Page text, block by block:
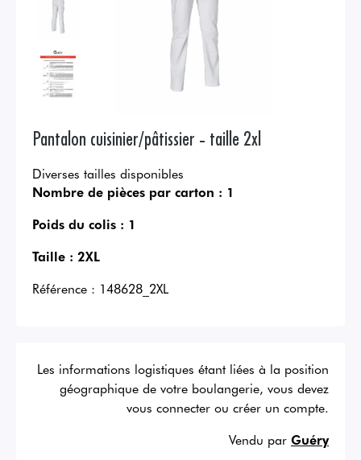
Pantalon cuisinier/pâtissier - taille 2xl
Diverses tailles disponibles
Nombre de pièces par carton : 1
Poids du colis : 1
Taille : 2XL
Référence : 148628_2XL
Les informations logistiques étant liées à la position
géographique de votre boulangerie, vous devez
vous connecter ou créer un compte.
Vendu par Guéry